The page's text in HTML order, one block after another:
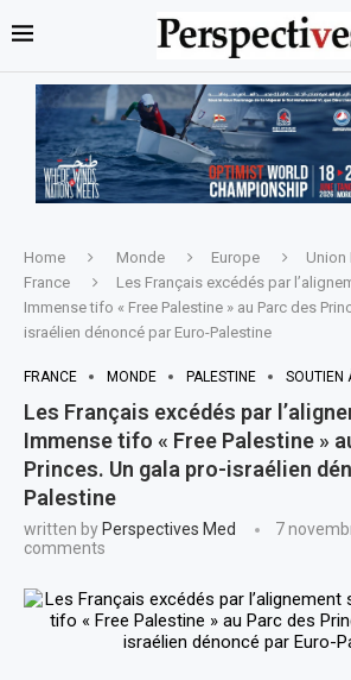
Home Monde Europe
Union
France
Les Français excédés par
Immense tifo « Free Palestine » au Parc des
israélien dénoncé par Euro-Palestine
FRANCE MONDE PALESTINE SOUTIEN
Les Français excédés par
Immense tifo « Free Palestine »
Princes. Un gala pro-israélien
Palestine
written by Perspectives Med 7
comments